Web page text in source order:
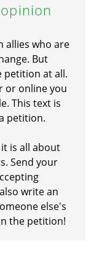
allies who are
But
petition at all.
or online you
This text is
petition.
is all about
Send your
write an
else's
the petition!